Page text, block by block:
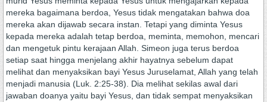
mereka bagaimana berdoa, Yesus tidak mengatakan bahwa doa
mereka akan dijawab secara instan. Tetapi yang diminta Yesus
kepada mereka adalah tetap berdoa, meminta, memohon, mencari
dan mengetuk pintu kerajaan Allah. Simeon juga terus berdoa
setiap saat hingga menjelang akhir hayatnya sebelum dapat
melihat dan menyaksikan bayi Yesus Juruselamat, Allah yang telah
menjadi manusia (Luk. 2:25-38). Dia melihat sekilas awal dari
jawaban doanya yaitu bayi Yesus, dan tidak sempat menyaksikan